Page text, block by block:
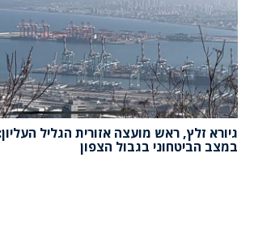
גיורא זלץ, ראש מועצה אזורית הגליל
במצב הביטחוני בגבול הצפון